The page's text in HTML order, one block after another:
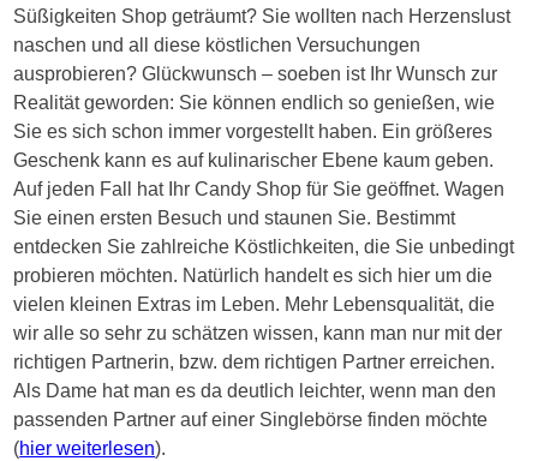
Süßigkeiten Shop geträumt? Sie wollten nach Herzenslust
naschen und all diese köstlichen Versuchungen
ausprobieren? Glückwunsch – soeben ist Ihr Wunsch zur
Realität geworden: Sie können endlich so genießen, wie
Sie es sich schon immer vorgestellt haben. Ein größeres
Geschenk kann es auf kulinarischer Ebene kaum geben.
Auf jeden Fall hat Ihr Candy Shop für Sie geöffnet. Wagen
Sie einen ersten Besuch und staunen Sie. Bestimmt
entdecken Sie zahlreiche Köstlichkeiten, die Sie unbedingt
probieren möchten. Natürlich handelt es sich hier um die
vielen kleinen Extras im Leben. Mehr Lebensqualität, die
wir alle so sehr zu schätzen wissen, kann man nur mit der
richtigen Partnerin, bzw. dem richtigen Partner erreichen.
Als Dame hat man es da deutlich leichter, wenn man den
passenden Partner auf einer Singlebörse finden möchte
(hier weiterlesen).